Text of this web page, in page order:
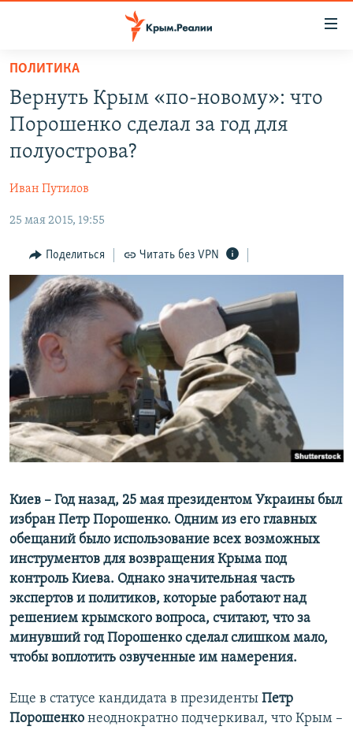
Вернуться
основному
содержанию
Вернутся
главной
навигации
Вернутся
поиску
СПЕЦПРОЕКТЫ
11 ЛЕТ ОККУПАЦИИ КРЫМА. 11 ИСТОРИЙ СОПРОТИВЛЕНИЯ
ВОДА
ЕЩЕ
ИНТЕРАКТИВ
ИНФОГРАФИКА
ТЕЛЕПРОЕКТ КРЫМ.РЕАЛИИ
СОВЕТЫ ПРАВОЗАЩИТНИКОВ
ПРОПАВШИЕ БЕЗ ВЕСТИ
ПОБЕДИТЕЛЕЙ НЕ СУДЯТ?
КРЫМ.НЕПОКОРЕННЫЙ
ELIFBE
УКРАИНСКАЯ ПРОБЛЕМА КРЫМА
РАДІО СВОБОДА
КАК ОБОЙТИ БЛОКИРОВКУ
Українською
Qırımtatar
ПРИСОЕДИНЯЙТЕСЬ!
ПОЛИТИКА
Вернуть Крым «по-новому»: что
Порошенко сделал за год для
полуострова?
Иван Путилов
25 мая 2015, 19:55
Поделиться Читать без VPN
Киев – Год назад, 25 мая президентом Украины был
избран Петр Порошенко. Одним из его главных
обещаний было использование всех возможных
инструментов для возвращения Крыма под
контроль Киева. Однако значительная часть
экспертов и политиков, которые работают над
решением крымского вопроса, считают, что за
минувший год Порошенко сделал слишком мало,
чтобы воплотить озвученные им намерения.
Еще в статусе кандидата в президенты Петр
Порошенко неоднократно подчеркивал, что Крым –